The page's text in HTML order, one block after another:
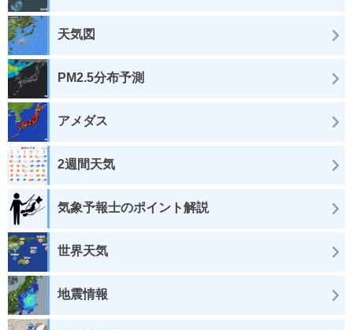
天気図
PM2.5分布予測
アメダス
2週間天気
気象予報士のポイント解説
世界天気
地震情報